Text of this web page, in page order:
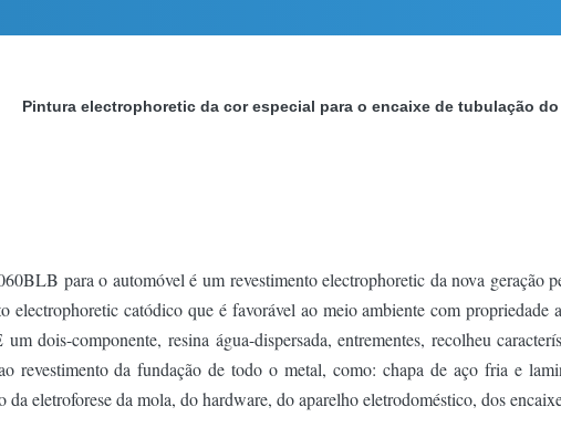
Pintura electrophoretic da cor especial para o encaixe de tubulação
para o automóvel é um revestimento electrophoretic da nova geração
electrophoretic catódico que é favorável ao meio ambiente com
dois-componente, resina água-dispersada, entrementes, recolheu
revestimento da fundação de todo o metal, como: chapa de aço fria e
eletroforese da mola, do hardware, do aparelho eletrodoméstico, dos